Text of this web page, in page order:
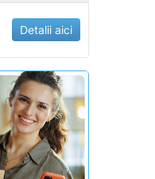
Detalii aici